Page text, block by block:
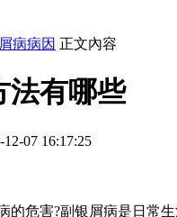
病病因 正文內容
法有哪些
07 16:17:25
的危害?副银屑病是日常